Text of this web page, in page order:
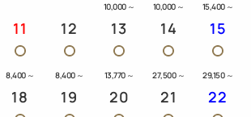
10,000 ～ 10,000 ～ 15,400 ～
11
8,400 ～
12
8,400 ～
13
13,770 ～
14
27,500 ～
15
29,150 ～
18 19 20 21 22